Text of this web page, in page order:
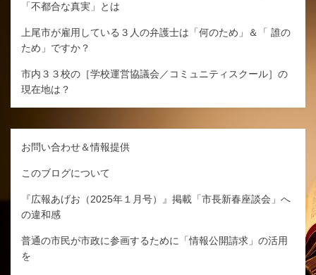
「不都合な真実」とは
上尾市が雇用している３人の弁護士は「何のため」＆「 誰の
ため」ですか？
市内３３校の［学校運営協議会／コミュニティスクール］の
現在地は？
お問い合わせ＆情報提供
このブログについて
『広報あげお（2025年１月号）』掲載「市長新春座談会」へ
の違和感
普通の市民が市政に参画するために「情報公開請求」の活用
を